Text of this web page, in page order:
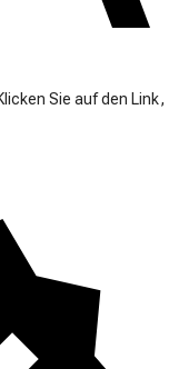
Sie auf den Link,